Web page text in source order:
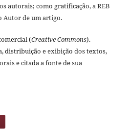
autorais; como gratificação, a REB
Autor de um artigo.
(Creative Commons).
distribuição e exibição dos textos,
e citada a fonte de sua